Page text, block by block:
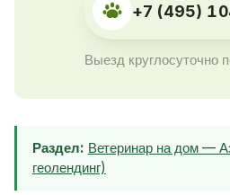
+7 (495)
Выезд круглосуточно
Раздел: Ветеринар на дом —
геолендинг)